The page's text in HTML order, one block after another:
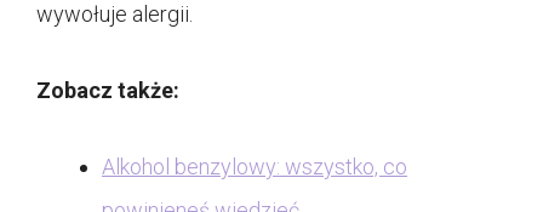
wywołuje alergii.
Zobacz także:
Alkohol benzylowy: wszystko, co